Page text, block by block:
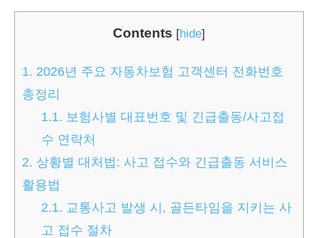
Contents [hide]
1. 2026년 주요 자동차보험 고객센터 전화번호
총정리
1.1. 보험사별 대표번호 및 긴급출동/사고접
수 연락처
2. 상황별 대처법: 사고 접수와 긴급출동 서비스
활용법
2.1. 교통사고 발생 시, 골든타임을 지키는 사
고 접수 절차